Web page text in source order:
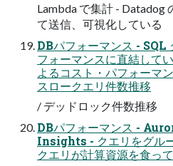
Lambda で集計 - Datadog
て送信、可視化している
DBパフォーマンス - SQL
フォーマンスに直結して
よるコスト・パフォーマ
スロークエリ件数推移
/ デッドロック件数推移
DBパフォーマンス -
Insights - クエリをグル
クエリが計算資源を食っ